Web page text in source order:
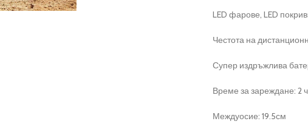
LED фарове, LED
Честота на
Супер издръжлива
Време за зареждане: 2
Междуосие: 19.5см